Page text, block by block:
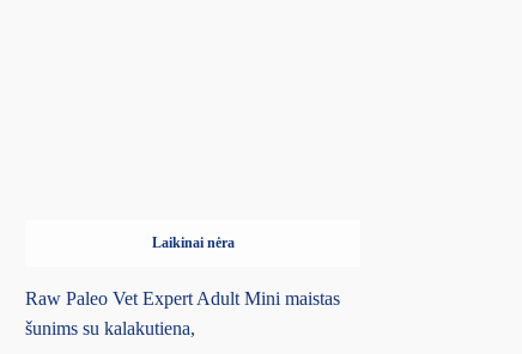
Laikinai nėra
Raw Paleo Vet Expert Adult Mini maistas
šunims su kalakutiena,